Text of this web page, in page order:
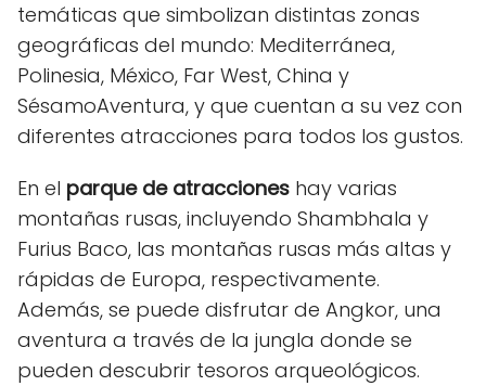
temáticas que simbolizan distintas zonas
geográficas del mundo: Mediterránea,
Polinesia, México, Far West, China y
SésamoAventura, y que cuentan a su vez con
diferentes atracciones para todos los gustos.
En el parque de atracciones hay varias
montañas rusas, incluyendo Shambhala y
Furius Baco, las montañas rusas más altas y
rápidas de Europa, respectivamente.
Además, se puede disfrutar de Angkor, una
aventura a través de la jungla donde se
pueden descubrir tesoros arqueológicos.